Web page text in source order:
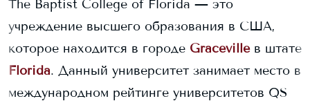
The Baptist College of Florida — это
учреждение высшего образования в США,
которое находится в городе Graceville в штате
Florida. Данный университет занимает место в
международном рейтинге университетов QS